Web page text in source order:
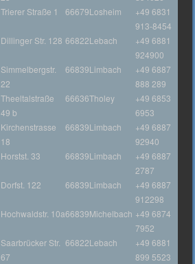
Trierer Straße 1 66679Losheim
+49 6831
913-8454
Dillinger Str. 128 66822Lebach
+49 6881
924900
Simmelbergstr.
22
66839Limbach
+49 6887
888 289
Theeltalstraße
49 b
66636Tholey
+49 6853
6953
Kirchenstrasse
18
66839Limbach
+49 6887
92940
Horstst. 33 66839Limbach
+49 6887
2787
Dorfst. 122 66839Limbach
+49 6887
912298
Hochwaldstr. 10a66839Michelbach +49 6874
7952
Saarbrücker Str.
67
66822Lebach
+49 6881
899 5523